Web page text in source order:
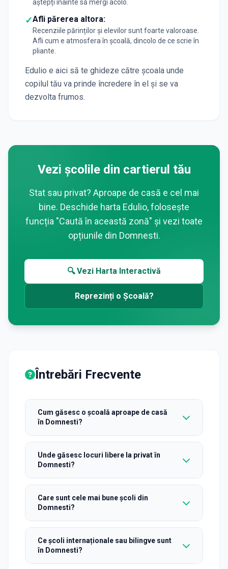
aștepți înainte să mergi acolo.
✓Afli părerea altora:
Recenziile părinților și elevilor sunt foarte valoroase.
Afli cum e atmosfera în școală, dincolo de ce scrie în
pliante.
Edulio e aici să te ghideze către școala unde
copilul tău va prinde încredere în el și se va
dezvolta frumos.
Vezi școlile din cartierul tău
Stat sau privat? Aproape de casă e cel mai
bine. Deschide harta Edulio, folosește
funcția "Caută în această zonă" și vezi toate
opțiunile din Domnesti.
🔍 Vezi Harta Interactivă
Reprezinți o Școală?
Întrebări Frecvente
Cum găsesc o școală aproape de casă
în Domnesti?
Unde găsesc locuri libere la privat în
Domnesti?
Care sunt cele mai bune școli din
Domnesti?
Ce școli internaționale sau bilingve sunt
în Domnesti?